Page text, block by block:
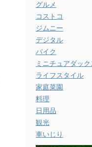
グルメ
コストコ
ジムニー
デジタル
バイク
ミニチュアダック
ライフスタイル
家庭菜園
料理
日用品
観光
車いじり